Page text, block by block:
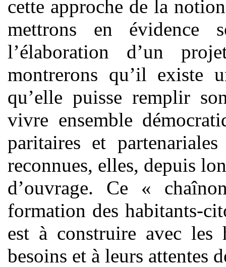
cette approche de la
mettrons en évidence
l’élaboration d’un
montrerons qu’il existe
qu’elle puisse remplir
vivre ensemble
paritaires et
reconnues, elles, depuis
d’ouvrage. Ce «
formation des habitants-
est à construire avec les
besoins et à leurs attentes